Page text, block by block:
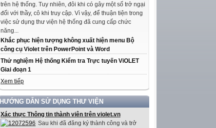
trên hệ thống. Tuy nhiên, đôi khi có gây một số trở ngại
đối với thầy, cô khi truy cập. Vì vậy, để thuận tiện trong
việc sử dụng thư viện hệ thống đã cung cấp chức
năng...
Khắc phục hiện tượng không xuất hiện menu Bộ
công cụ Violet trên PowerPoint và Word
Thử nghiệm Hệ thống Kiểm tra Trực tuyến ViOLET
Giai đoạn 1
Xem tiếp
HƯỚNG DẪN SỬ DỤNG THƯ VIỆN
Xác thực Thông tin thành viên trên violet.vn
Sau khi đã đăng ký thành công và trở